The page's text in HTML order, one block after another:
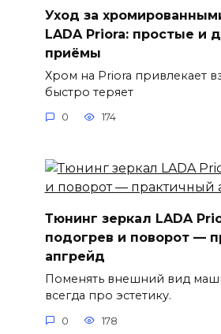
Уход за
LADA Priora: простые и
приёмы
Хром на Priora привлекает
быстро теряет
0 174
Тюнинг зеркал LADA
подогрев и поворот —
апгрейд
Поменять внешний вид
всегда про эстетику.
0 178